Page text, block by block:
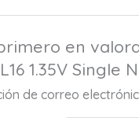
en
1.35V Single
de correo